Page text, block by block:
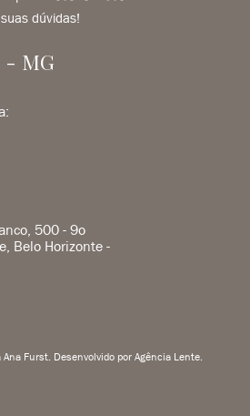
dúvidas!
- MG
500 - 9o
Belo Horizonte -
Ana Furst. Desenvolvido porAgência Lente.